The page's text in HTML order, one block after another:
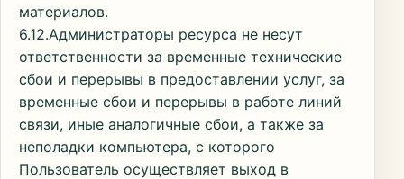
материалов.
6.12.Администраторы ресурса не несут
ответственности за временные технические
сбои и перерывы в предоставлении услуг, за
временные сбои и перерывы в работе линий
связи, иные аналогичные сбои, а также за
неполадки компьютера, с которого
Пользователь осуществляет выход в